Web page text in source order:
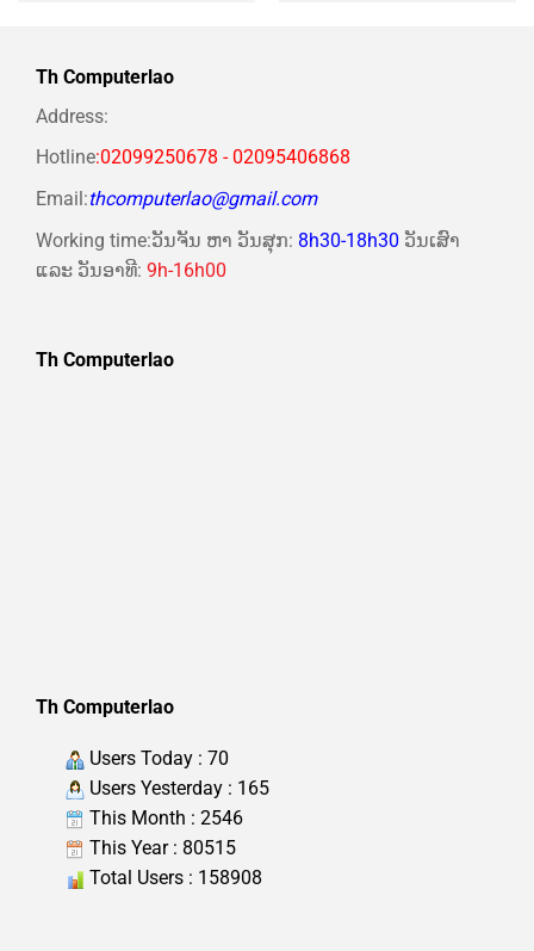
Th Computerlao
Address:
Hotline:02099250678 - 02095406868
Email:thcomputerlao@gmail.com
Working time:ວັນຈັນ ຫາ ວັນສຸກ: 8h30-18h30 ວັນເສົາ
ແລະ ວັນອາທີ: 9h-16h00
Th Computerlao
Th Computerlao
Users Today : 70
Users Yesterday : 165
This Month : 2546
This Year : 80515
Total Users : 158908